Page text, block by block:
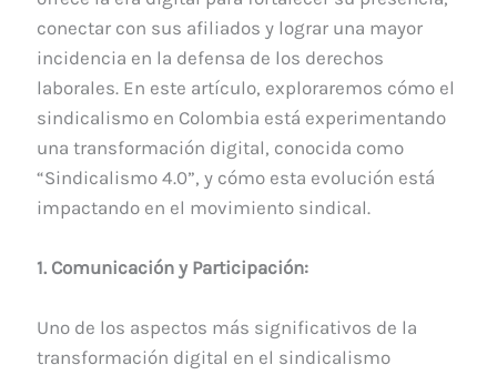
conectar con sus afiliados y lograr una mayor
incidencia en la defensa de los derechos
laborales. En este artículo, exploraremos cómo el
sindicalismo en Colombia está experimentando
una transformación digital, conocida como
“Sindicalismo 4.0”, y cómo esta evolución está
impactando en el movimiento sindical.
1. Comunicación y Participación:
Uno de los aspectos más significativos de la
transformación digital en el sindicalismo